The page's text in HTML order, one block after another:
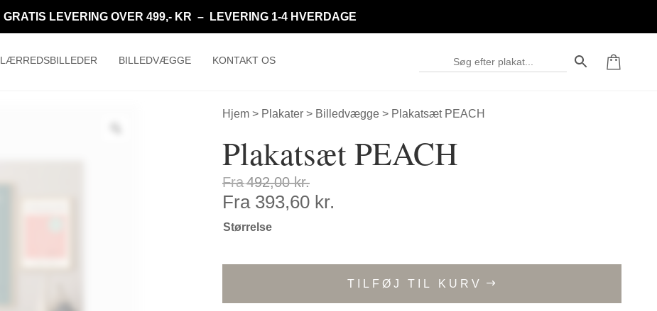
GRATIS LEVERING OVER 499,- KR – LEVERING 1-4 HVERDAGE
LÆRREDSBILLEDER BILLEDVÆGGE KONTAKT OS
Hjem > Plakater > Billedvægge > Plakatsæt PEACH
Plakatsæt PEACH
Fra492,00kr.
Fra 393,60 kr.
Størrelse
TILFØJ TIL KURV